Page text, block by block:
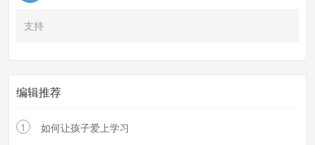
支持
编辑推荐
1 如何让孩子爱上学习